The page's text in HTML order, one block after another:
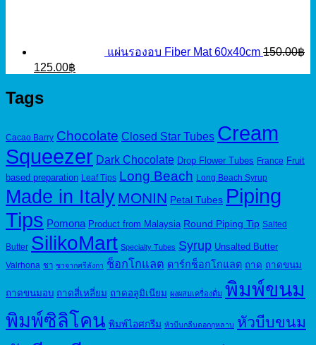
แผ่นรองอบ Fiber Mat 60x40cm 150.00฿
Original
150.00฿.
125.00฿
Tags
Cacao Barry Chocolate Closed Star Tubes Cream
Squeezer Dark Chocolate Drop Flower Tubes France Fruit
based preparation Leaf Tips Long Beach Long Beach Syrup
Made in Italy MONIN Petal Tubes Piping
Tips Pomona Product from Malaysia Round Piping Tip Salted
Butter SilikoMart Specialty Tubes Syrup Unsalted Butter
Valrhona ชา ชาจากศรีลังกา ช็อกโกแลต ดาร์กช็อกโกแลต ถาด ถาดขนม
ถาดขนมอบ ถาดสี่เหลี่ยม ถาดอลูมิเนียม ผงผสมเครื่องดื่ม พิมพ์ขนม
พิมพ์ซิลิโคน พิมพ์ไอศกรีม หัวบีบกลีบดอกกุหลาบ หัวบีบขนม